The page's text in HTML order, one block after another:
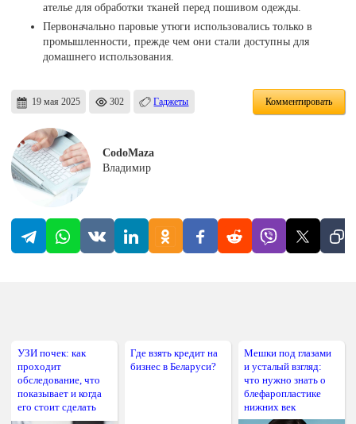
ателье для обработки тканей перед пошивом одежды.
Первоначально паровые утюги использовались только в
промышленности, прежде чем они стали доступны для
домашнего использования.
19 мая 2025 302 Гаджеты Комментировать
CodoMaza
Владимир
УЗИ почек: как
проходит
обследование, что
показывает и когда
его стоит сделать
Где взять кредит на
бизнес в Беларуси?
Мешки под глазами
и усталый взгляд:
что нужно знать о
блефаропластике
нижних век